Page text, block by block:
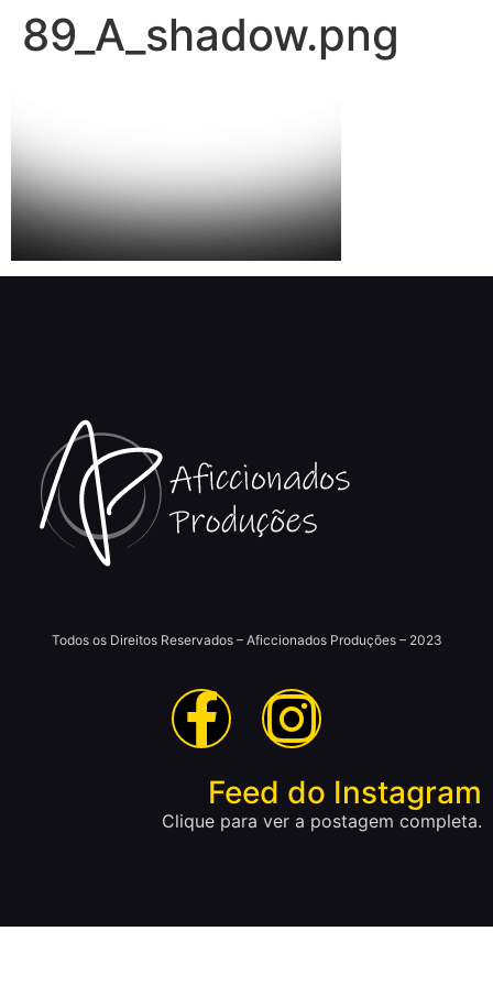
89_A_shadow.png
Todos os Direitos Reservados – Aficcionados Produções – 2023
Feed do Instagram
Clique para ver a postagem completa.